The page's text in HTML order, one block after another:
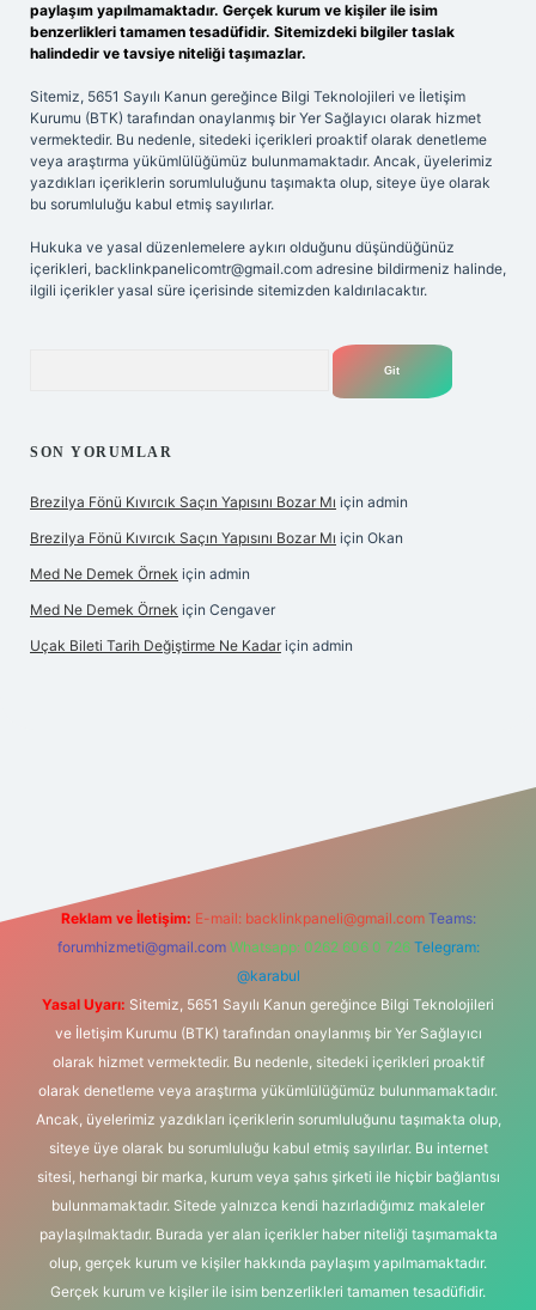
paylaşım yapılmamaktadır. Gerçek kurum ve kişiler ile isim
benzerlikleri tamamen tesadüfidir. Sitemizdeki bilgiler taslak
halindedir ve tavsiye niteliği taşımazlar.
Sitemiz, 5651 Sayılı Kanun gereğince Bilgi Teknolojileri ve İletişim
Kurumu (BTK) tarafından onaylanmış bir Yer Sağlayıcı olarak hizmet
vermektedir. Bu nedenle, sitedeki içerikleri proaktif olarak denetleme
veya araştırma yükümlülüğümüz bulunmamaktadır. Ancak, üyelerimiz
yazdıkları içeriklerin sorumluluğunu taşımakta olup, siteye üye olarak
bu sorumluluğu kabul etmiş sayılırlar.
Hukuka ve yasal düzenlemelere aykırı olduğunu düşündüğünüz
içerikleri, backlinkpanelicomtr@gmail.com adresine bildirmeniz halinde,
ilgili içerikler yasal süre içerisinde sitemizden kaldırılacaktır.
SON YORUMLAR
Brezilya Fönü Kıvırcık Saçın Yapısını Bozar Mı için admin
Brezilya Fönü Kıvırcık Saçın Yapısını Bozar Mı için Okan
Med Ne Demek Örnek için admin
Med Ne Demek Örnek için Cengaver
Uçak Bileti Tarih Değiştirme Ne Kadar için admin
Reklam ve İletişim: E-mail: backlinkpaneli@gmail.com Teams:
forumhizmeti@gmail.com Whatsapp: 0262 606 0 726 Telegram:
@karabul
Yasal Uyarı: Sitemiz, 5651 Sayılı Kanun gereğince Bilgi Teknolojileri
ve İletişim Kurumu (BTK) tarafından onaylanmış bir Yer Sağlayıcı
olarak hizmet vermektedir. Bu nedenle, sitedeki içerikleri proaktif
olarak denetleme veya araştırma yükümlülüğümüz bulunmamaktadır.
Ancak, üyelerimiz yazdıkları içeriklerin sorumluluğunu taşımakta olup,
siteye üye olarak bu sorumluluğu kabul etmiş sayılırlar. Bu internet
sitesi, herhangi bir marka, kurum veya şahıs şirketi ile hiçbir bağlantısı
bulunmamaktadır. Sitede yalnızca kendi hazırladığımız makaleler
paylaşılmaktadır. Burada yer alan içerikler haber niteliği taşımamakta
olup, gerçek kurum ve kişiler hakkında paylaşım yapılmamaktadır.
Gerçek kurum ve kişiler ile isim benzerlikleri tamamen tesadüfidir.